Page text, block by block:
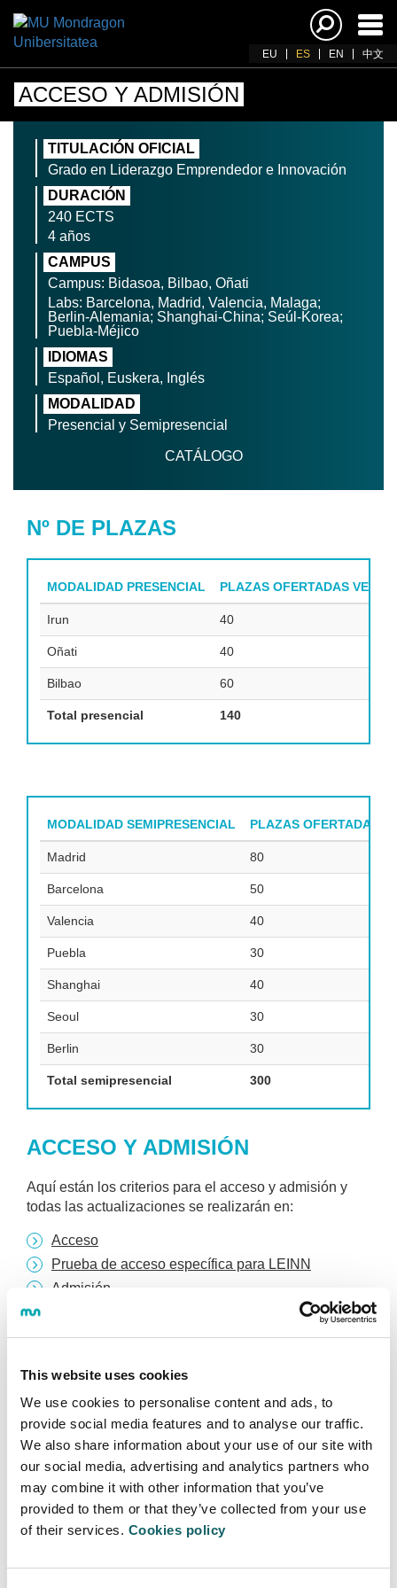
This website uses cookies
We use cookies to personalise content and ads, to
provide social media features and to analyse our traffic.
We also share information about your use of our site with
our social media, advertising and analytics partners who
may combine it with other information that you’ve
provided to them or that they’ve collected from your use
of their services. Cookies policy
EU ES EN 中文
ACCESO Y ADMISIÓN
TITULACIÓN OFICIAL
Grado en Liderazgo Emprendedor e Innovación
DURACIÓN
240 ECTS
4 años
CAMPUS
Campus: Bidasoa, Bilbao, Oñati
Labs: Barcelona, Madrid, Valencia, Malaga;
Berlin-Alemania; Shanghai-China; Seúl-Korea;
Puebla-Méjico
IDIOMAS
Español, Euskera, Inglés
MODALIDAD
Presencial y Semipresencial
CATÁLOGO
Nº DE PLAZAS
MODALIDAD PRESENCIAL PLAZAS OFERTADAS
Irun 40
Oñati 40
Bilbao 60
Total presencial 140
MODALIDAD SEMIPRESENCIAL PLAZAS OFERTADAS
Madrid 80
Barcelona 50
Valencia 40
Puebla 30
Shanghai 40
Seoul 30
Berlin 30
Total semipresencial 300
ACCESO Y ADMISIÓN
Aquí están los criterios para el acceso y admisión y
todas las actualizaciones se realizarán en:
Acceso
Prueba de acceso específica para LEINN
Admisión.
LIDERAZGO EMPRENDEDOR E
INNOVACIÓN - LEINN
Programa
OBJETIVOS Y COMPETENCIAS